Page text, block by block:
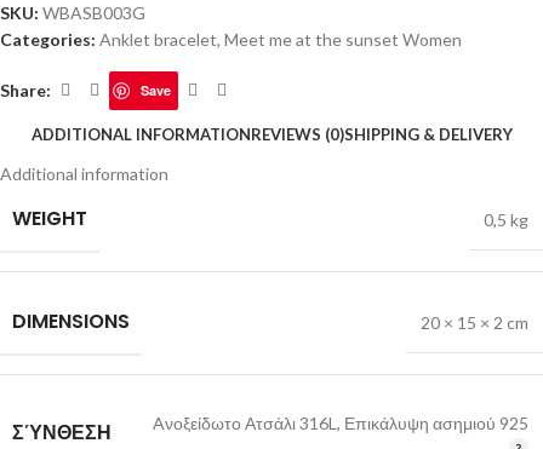
SKU: WBASB003G
Categories: Anklet bracelet, Meet me at the sunset Women
Share: Save
ADDITIONAL INFORMATIONREVIEWS (0)SHIPPING & DELIVERY
Additional information
WEIGHT 0,5 kg
DIMENSIONS 20 × 15 × 2 cm
ΣΎΝΘΕΣΗ Aνοξείδωτο Ατσάλι 316L , Επικάλυψη ασημιού 925